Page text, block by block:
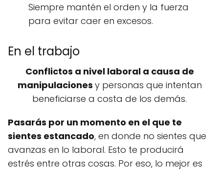
Siempre mantén el orden y la fuerza
para evitar caer en excesos.
En el trabajo
Conflictos a nivel laboral a causa de
manipulaciones y personas que intentan
beneficiarse a costa de los demás.
Pasarás por un momento en el que te
sientes estancado, en donde no sientes que
avanzas en lo laboral. Esto te producirá
estrés entre otras cosas. Por eso, lo mejor es